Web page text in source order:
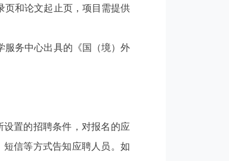
页和论文起止页，项目需提供
服务中心出具的《国（境）外
置的招聘条件，对报名的应
信等方式告知应聘人员。如